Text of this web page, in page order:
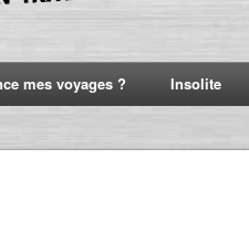
mes voyages ? Insolite